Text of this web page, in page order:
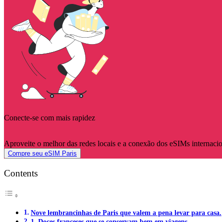
Conecte-se com mais rapidez
Aproveite o melhor das redes locais e a conexão dos eSIMs
Compre seu eSIM Paris
Contents
Nove lembrancinhas de Paris que valem a pena levar para casa.